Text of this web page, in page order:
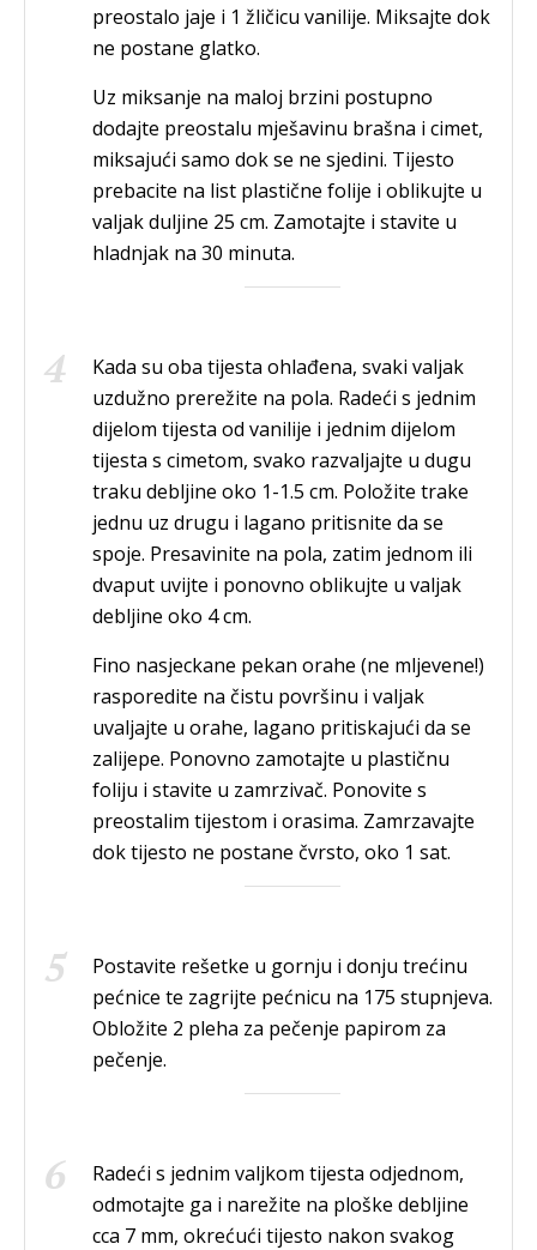
preostalo jaje i 1 žličicu vanilije. Miksajte dok
ne postane glatko.
Uz miksanje na maloj brzini postupno
dodajte preostalu mješavinu brašna i cimet,
miksajući samo dok se ne sjedini. Tijesto
prebacite na list plastične folije i oblikujte u
valjak duljine 25 cm. Zamotajte i stavite u
hladnjak na 30 minuta.
Kada su oba tijesta ohlađena, svaki valjak
uzdužno prerežite na pola. Radeći s jednim
dijelom tijesta od vanilije i jednim dijelom
tijesta s cimetom, svako razvaljajte u dugu
traku debljine oko 1-1.5 cm. Položite trake
jednu uz drugu i lagano pritisnite da se
spoje. Presavinite na pola, zatim jednom ili
dvaput uvijte i ponovno oblikujte u valjak
debljine oko 4 cm.
Fino nasjeckane pekan orahe (ne mljevene!)
rasporedite na čistu površinu i valjak
uvaljajte u orahe, lagano pritiskajući da se
zalijepe. Ponovno zamotajte u plastičnu
foliju i stavite u zamrzivač. Ponovite s
preostalim tijestom i orasima. Zamrzavajte
dok tijesto ne postane čvrsto, oko 1 sat.
Postavite rešetke u gornju i donju trećinu
pećnice te zagrijte pećnicu na 175 stupnjeva.
Obložite 2 pleha za pečenje papirom za
pečenje.
Radeći s jednim valjkom tijesta odjednom,
odmotajte ga i narežite na ploške debljine
cca 7 mm, okrećući tijesto nakon svakog